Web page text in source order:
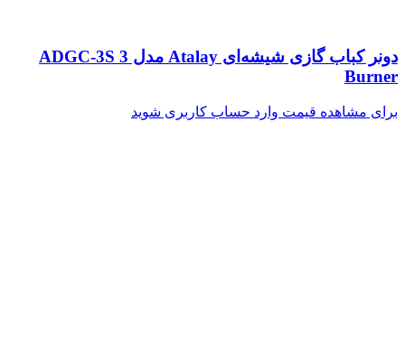
دونر کباب گازی شیشه‌ای Atalay مدل ADGC-3S 3
Burner
برای مشاهده قیمت وارد حساب کاربری شوید